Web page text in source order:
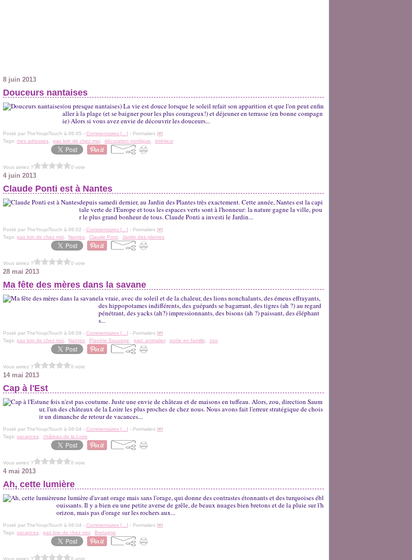
8 juin 2013
Douceurs nantaises
(ou presque nantaises) La vie est douce lorsque le soleil refait son apparition et que l'on peut enfin
aller à la plage (et se baigner pour les plus courageux!) et déjeuner en terrasse (en bonne compagn
ie) Alors si vous avez envie de découvrir les douceurs...
Posté par TheYoupiTouch à 06:05 - Commentaires [ ] - Permalien [#]
Tags: mes adresses pas loin de chez moi décoration nordique intérieur
Vous aimez ? 0 vote
4 juin 2013
Claude Ponti est à Nantes
depuis samedi dernier, au Jardin des Plantes très exactement. Cette année, Nantes est la capi
tale verte de l'Europe et tous les espaces verts sont à l'honneur: la nature gagne la ville, pou
r le plus grand bonheur de tous. Claude Ponti a investi le Jardin...
Posté par TheYoupiTouch à 06:02 - Commentaires [ ] - Permalien [#]
Tags: pas loin de chez moi Nantes Claude Pont Jardin des plantes
Vous aimez ? 0 vote
28 mai 2013
Ma fête des mères dans la savane
la vraie, avec du soleil et de la chaleur, des lions nonchalants, des émeus effrayants,
des hippopotames indifférents, des guépards se bagarrant, des tigres (ah ?) au regard
pénétrant, des yacks (ah?) impressionnants, des bisons (ah ?) paissant, des éléphant
s...
Posté par TheYoupiTouch à 06:09 - Commentaires [ ] - Permalien [#]
Tags: pas loin de chez moi Nantes Planète Sauvage parc animalier, sortie en famille zoo
Vous aimez ? 0 vote
14 mai 2013
Cap à l'Est
une fois n'est pas coutume. Juste une envie de château et de maisons en tuffeau. Alors, zou, direction Saum
ur, l'un des châteaux de la Loire les plus proches de chez nous. Nous avons fait l'erreur stratégique de chois
ir un dimanche de retour de vacances...
Posté par TheYoupiTouch à 06:04 - Commentaires [ ] - Permalien [#]
Tags: vacances château de la Loire
Vous aimez ? 0 vote
4 mai 2013
Ah, cette lumière
une lumière d'avant orage mais sans l'orage, qui donne des contrastes étonnants et des turquoises ébl
ouissants. Il y a bien eu une petite averse de grêle, de beaux nuages bien bretons et de la pluie sur l'h
orizon, mais pas d'orage sur les rochers aux...
Posté par TheYoupiTouch à 06:04 - Commentaires [ ] - Permalien [#]
Tags: vacances pas loin de chez moi Bretagne
Vous aimez ? 0 vote